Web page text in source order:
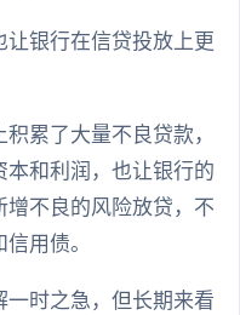
让银行在信贷投放上更
累了大量不良贷款，
和利润，也让银行的
不良的风险放贷，不
用债。
时之急，但长期来看